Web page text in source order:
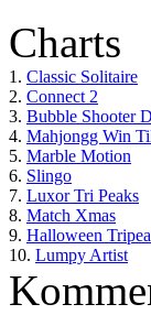
Charts
1. Classic Solitaire
2. Connect 2
3. Bubble Shooter
4. Mahjongg Win
5. Marble Motion
6. Slingo
7. Luxor Tri Peaks
8. Match Xmas
9. Halloween
10. Lumpy Artist